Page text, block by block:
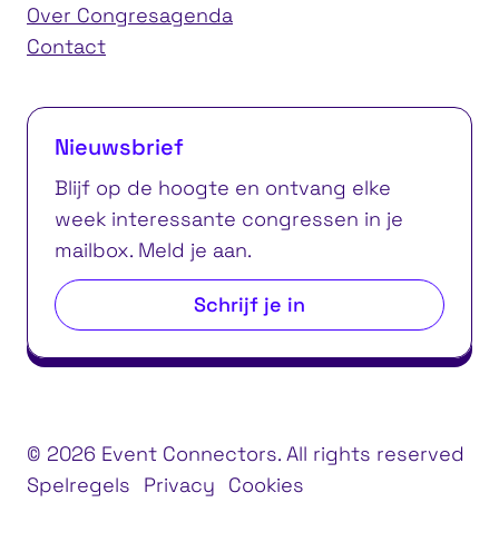
Over Congresagenda
Contact
Nieuwsbrief
Blijf op de hoogte en ontvang elke
week interessante congressen in je
mailbox. Meld je aan.
Schrijf je in
© 2026 Event Connectors. All rights reserved
Spelregels
Privacy Cookies